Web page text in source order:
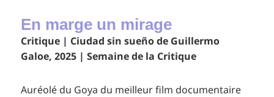
En marge un mirage
Critique | Ciudad sin sueño de Guillermo
Galoe, 2025 | Semaine de la Critique
Auréolé du Goya du meilleur film documentaire